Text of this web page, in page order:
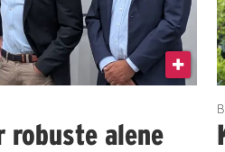
robuste alene